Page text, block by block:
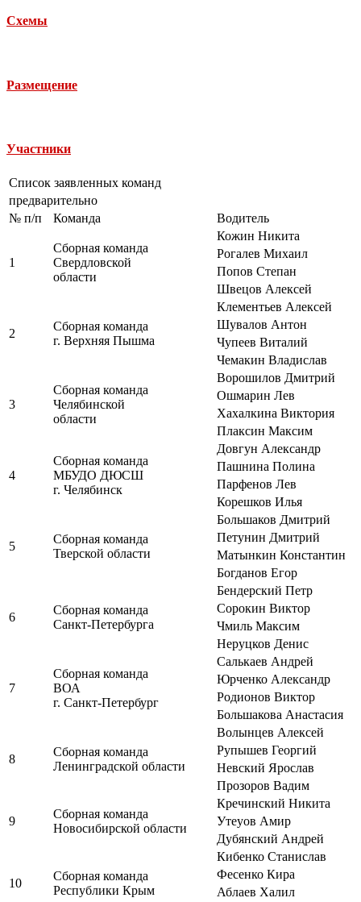
Схемы
Размещение
Участники
Список заявленных команд
предварительно
№ п/п
Команда Водитель
1
Сборная команда
Свердловской
области
Кожин Никита
Рогалев Михаил
Попов Степан
Швецов Алексей
2
Сборная команда
г. Верхняя Пышма
Клементьев Алексей
Шувалов Антон
Чупеев Виталий
Чемакин Владислав
3
Сборная команда
Челябинской
области
Ворошилов Дмитрий
Ошмарин Лев
Хахалкина Виктория
Плаксин Максим
4
Сборная команда
МБУДО ДЮСШ
г. Челябинск
Довгун Александр
Пашнина Полина
Парфенов Лев
Корешков Илья
5
Сборная команда
Тверской области
Большаков Дмитрий
Петунин Дмитрий
Матынкин Константин
Богданов Егор
6
Сборная команда
Санкт-Петербурга
Бендерский Петр
Сорокин Виктор
Чмиль Максим
Неруцков Денис
7
Сборная команда
ВОА
г. Санкт-Петербург
Салькаев Андрей
Юрченко Александр
Родионов Виктор
Большакова Анастасия
8
Сборная команда
Ленинградской области
Волынцев Алексей
Рупышев Георгий
Невский Ярослав
Прозоров Вадим
9
Сборная команда
Новосибирской области
Кречинский Никита
Утеуов Амир
Дубянский Андрей
10
Сборная команда
Республики Крым
Кибенко Станислав
Фесенко Кира
Аблаев Халил